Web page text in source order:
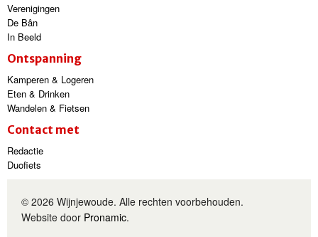
Verenigingen
De Bân
In Beeld
Ontspanning
Kamperen & Logeren
Eten & Drinken
Wandelen & Fietsen
Contact met
Redactie
Duofiets
© 2026 Wijnjewoude. Alle rechten voorbehouden.
Website door Pronamic.